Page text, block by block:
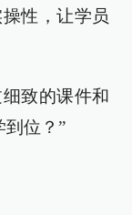
性，让学员
致的课件和
到位？”